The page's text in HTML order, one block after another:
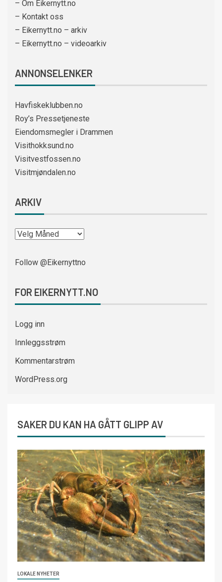
– Om Eikernytt.no
– Kontakt oss
– Eikernytt.no – arkiv
– Eikernytt.no – videoarkiv
ANNONSELENKER
Havfiskeklubben.no
Roy’s Pressetjeneste
Eiendomsmegler i Drammen
Visithokksund.no
Visitvestfossen.no
Visitmjøndalen.no
ARKIV
Follow @Eikernyttno
FOR EIKERNYTT.NO
Logg inn
Innleggsstrøm
Kommentarstrøm
WordPress.org
SAKER DU KAN HA GÅTT GLIPP AV
LOKALE NYHETER